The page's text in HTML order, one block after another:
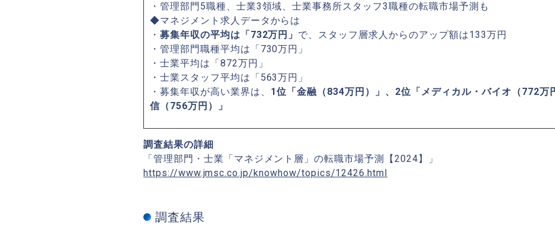
・管理部門5職種、士業3領域、士業事務所スタッフ3職種の転職市場予測も
◆マネジメント求人データからは
・ 募集年収の平均は「732万円」 で、スタッフ層求人からのアップ額は133万円
・管理部門職種平均は「730万円」
・士業平均は「872万円」
・士業スタッフ平均は「563万円」
・募集年収が高い業界は、 1位「金融（834万円）」、2位「メディカル・バイオ（772万
信（756万円）」
調査結果の詳細
「管理部門・士業「マネジメント層」の転職市場予測【2024】」
https://www.jmsc.co.jp/knowhow/topics/12426.html
調査結果